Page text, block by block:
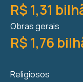
R$ 1,31
Obras gerais
R$ 1,76
Religiosos